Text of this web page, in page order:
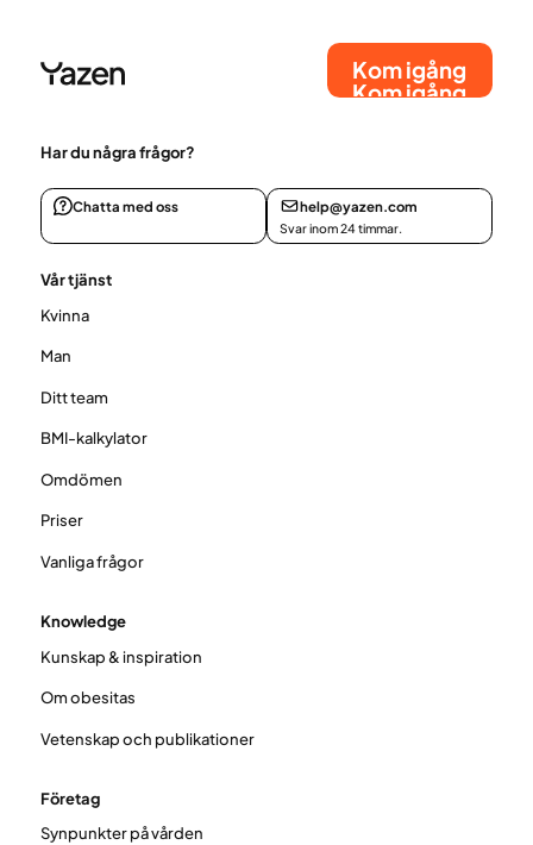
Kom igång
Kom igång
Har du några frågor?
Chatta med oss help@yazen.com
Svar inom 24 timmar.
Vår tjänst
Kvinna
Man
Ditt team
BMI-kalkylator
Omdömen
Priser
Vanliga frågor
Knowledge
Kunskap & inspiration
Om obesitas
Vetenskap och publikationer
Företag
Synpunkter på vården